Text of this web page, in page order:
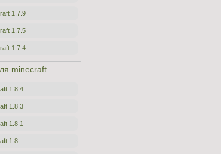
1.7.9
1.7.5
1.7.4
minecraft
1.8.4
1.8.3
1.8.1
1.8